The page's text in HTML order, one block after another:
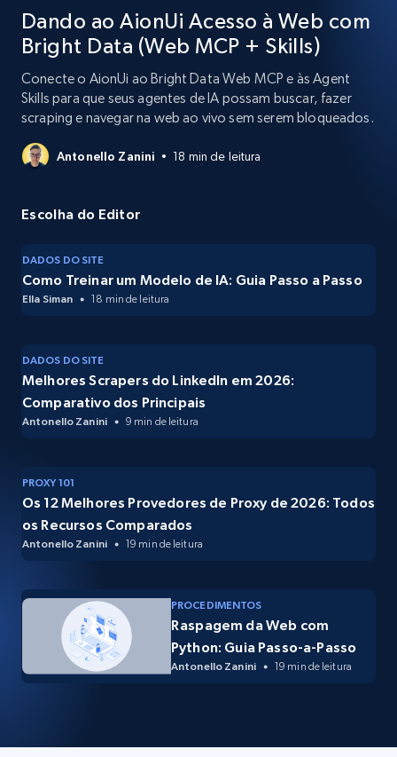
Dando ao AionUi Acesso à Web com
Bright Data (Web MCP + Skills)
Conecte o AionUi ao Bright Data Web MCP e às Agent
Skills para que seus agentes de IA possam buscar, fazer
scraping e navegar na web ao vivo sem serem bloqueados.
Antonello Zanini 18 min de leitura
Escolha do Editor
DADOS DO SITE
Como Treinar um Modelo de IA: Guia Passo a Passo
Ella Siman 18 min de leitura
DADOS DO SITE
Melhores Scrapers do LinkedIn em 2026:
Comparativo dos Principais
Antonello Zanini 9 min de leitura
PROXY 101
Os 12 Melhores Provedores de Proxy de 2026: Todos
os Recursos Comparados
Antonello Zanini 19 min de leitura
PROCEDIMENTOS
Raspagem da Web com
Python: Guia Passo-a-Passo
Antonello Zanini 19 min de leitura